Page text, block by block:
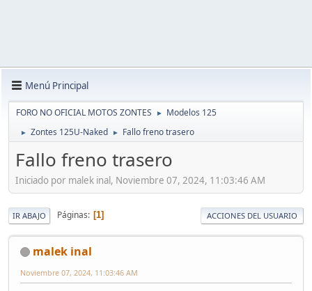
Menú Principal
FORO NO OFICIAL MOTOS ZONTES ► Modelos 125
► Zontes 125U-Naked ► Fallo freno trasero
Fallo freno trasero
Iniciado por malek inal, Noviembre 07, 2024, 11:03:46 AM
IR ABAJO Páginas 1 ACCIONES DEL USUARIO
malek inal
Noviembre 07, 2024, 11:03:46 AM